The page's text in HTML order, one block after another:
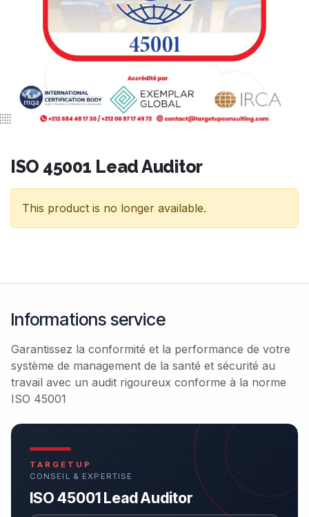
ISO 45001 Lead Auditor
This product is no longer available.
Informations service
Garantissez la conformité et la performance de votre
système de management de la santé et sécurité au
travail avec un audit rigoureux conforme à la norme
ISO 45001
TARGETUP
CONSEIL & EXPERTISE
ISO 45001 Lead Auditor